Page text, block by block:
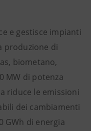
e gestisce impianti
produzione di
biometano,
MW di potenza
riduce le emissioni
dei cambiamenti
GWh di energia